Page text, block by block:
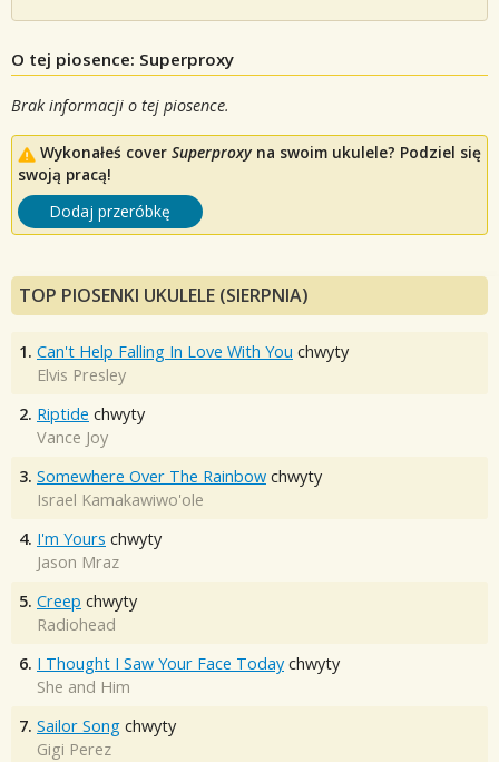
O tej piosence: Superproxy
Brak informacji o tej piosence.
Wykonałeś cover Superproxyna swoim ukulele? Podziel się
swoją pracą!
Dodaj przeróbkę
TOP PIOSENKI UKULELE (SIERPNIA)
1. Can't Help Falling In Love With You chwyty
Elvis Presley
2. Riptide chwyty
Vance Joy
3. Somewhere Over The Rainbow chwyty
Israel Kamakawiwo'ole
4. I'm Yours chwyty
Jason Mraz
5. Creep chwyty
Radiohead
6. I Thought I Saw Your Face Today chwyty
She and Him
7. Sailor Song chwyty
Gigi Perez